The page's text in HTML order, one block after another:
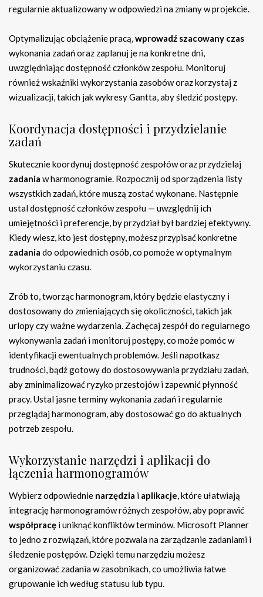
regularnie aktualizowany w odpowiedzi na zmiany w projekcie.
Optymalizując obciążenie pracą, wprowadź szacowany czas
wykonania zadań oraz zaplanuj je na konkretne dni,
uwzględniając dostępność członków zespołu. Monitoruj
również wskaźniki wykorzystania zasobów oraz korzystaj z
wizualizacji, takich jak wykresy Gantta, aby śledzić postępy.
Koordynacja dostępności i przydzielanie
zadań
Skutecznie koordynuj dostępność zespołów oraz przydzielaj
zadania w harmonogramie. Rozpocznij od sporządzenia listy
wszystkich zadań, które muszą zostać wykonane. Następnie
ustal dostępność członków zespołu — uwzględnij ich
umiejętności i preferencje, by przydział był bardziej efektywny.
Kiedy wiesz, kto jest dostępny, możesz przypisać konkretne
zadania do odpowiednich osób, co pomoże w optymalnym
wykorzystaniu czasu.
Zrób to, tworząc harmonogram, który będzie elastyczny i
dostosowany do zmieniających się okoliczności, takich jak
urlopy czy ważne wydarzenia. Zachęcaj zespół do regularnego
wykonywania zadań i monitoruj postępy, co może pomóc w
identyfikacji ewentualnych problemów. Jeśli napotkasz
trudności, bądź gotowy do dostosowywania przydziału zadań,
aby zminimalizować ryzyko przestojów i zapewnić płynność
pracy. Ustal jasne terminy wykonania zadań i regularnie
przeglądaj harmonogram, aby dostosować go do aktualnych
potrzeb zespołu.
Wykorzystanie narzędzi i aplikacji do
łączenia harmonogramów
Wybierz odpowiednie narzędzia i aplikacje , które ułatwiają
integrację harmonogramów różnych zespołów, aby poprawić
współpracę i uniknąć konfliktów terminów. Microsoft Planner
to jedno z rozwiązań, które pozwala na zarządzanie zadaniami i
śledzenie postępów. Dzięki temu narzędziu możesz
organizować zadania w zasobnikach, co umożliwia łatwe
grupowanie ich według statusu lub typu.